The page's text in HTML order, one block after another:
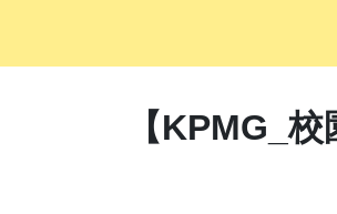
【KPMG_